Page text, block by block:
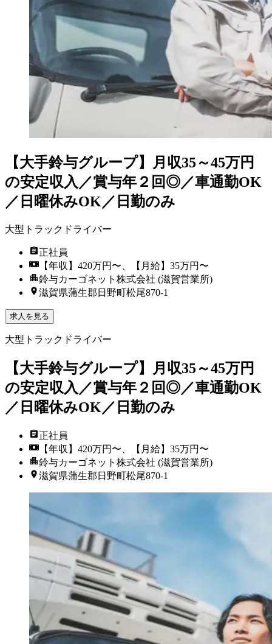
【大手鈴与グループ】月収35～45万円
の安定収入／賞与年２回◎／車通勤OK
／日曜休みOK／日勤のみ
大型トラックドライバー
正社員
【年収】420万円〜、【月給】35万円〜
鈴与カーゴネット株式会社 (滋賀営業所)
滋賀県蒲生郡日野町松尾870-1
求人を見る
大型トラックドライバー
【大手鈴与グループ】月収35～45万円
の安定収入／賞与年２回◎／車通勤OK
／日曜休みOK／日勤のみ
正社員
【年収】420万円〜、【月給】35万円〜
鈴与カーゴネット株式会社 (滋賀営業所)
滋賀県蒲生郡日野町松尾870-1